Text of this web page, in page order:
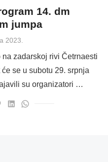
14. dm
jumpa
2023.
zadarskoj rivi Četrnaesti
se u subotu 29. srpnja
su organizatori …